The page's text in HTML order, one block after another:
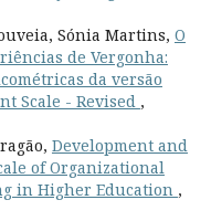
Sónia Martins, O
de Vergonha:
da versão
Scale - Revised ,
Development and
of Organizational
in Higher Education ,